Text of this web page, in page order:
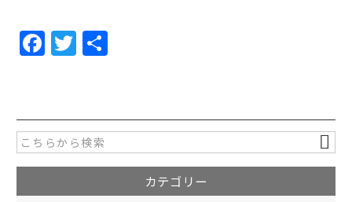
F
e
b
o
o
T
er
カテゴリー